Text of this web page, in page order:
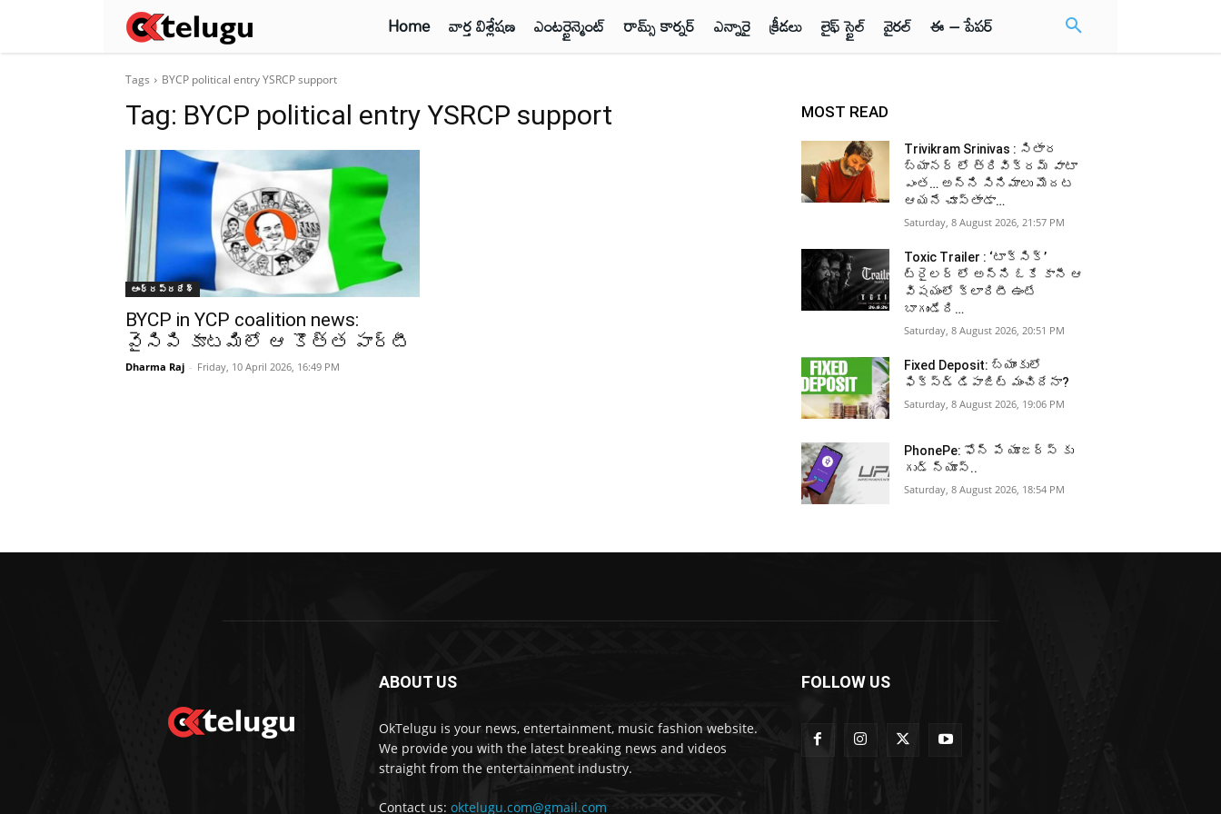
Home వార్త విశ్లేషణ ఎంటర్టైన్మెంట్ రామ్స్ కార్నర్ ఎన్నారై క్రీడలు లైఫ్ స్టైల్ వైరల్ ఈ – పేపర్
Tags BYCP political entry YSRCP support
Tag: BYCP political entry YSRCP support
ఆంధ్రప్రదేశ్‌
BYCP in YCP coalition news:
వైసిపి కూటమిలో ఆ కొత్త పార్టీ
Dharma Raj - Friday, 10 April 2026, 16:49 PM
MOST READ
Trivikram Srinivas : సితార
బ్యానర్ లో త్రివిక్రమ్ వాటా
ఎంత… అన్ని సినిమాలు మొదట
ఆయనే చూస్తాడా…
Saturday, 8 August 2026, 21:57 PM
Toxic Trailer : ‘టాక్సిక్’
ట్రైలర్ లో అన్ని ఓకే కానీ ఆ
విషయంలో క్లారిటీ ఉంటే
బాగుండేది…
Saturday, 8 August 2026, 20:51 PM
Fixed Deposit: బ్యాంకులో
ఫిక్స్డ్ డిపాజిట్ మంచిదేనా?
Saturday, 8 August 2026, 19:06 PM
PhonePe: ఫోన్ పే యూజర్స్ కు
గుడ్ న్యూస్..
Saturday, 8 August 2026, 18:54 PM
ABOUT US
OkTelugu is your news, entertainment, music fashion website.
We provide you with the latest breaking news and videos
straight from the entertainment industry.
Contact us: oktelugu.com@gmail.com
FOLLOW US